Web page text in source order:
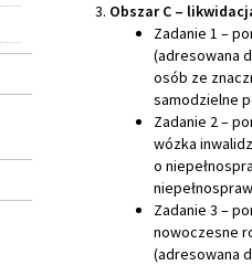
Obszar C –
Zadanie 1 –
(adresowana
osób ze
samodzielne
Zadanie 2 –
wózka
o
Zadanie 3 –
nowoczesne
(adresowana